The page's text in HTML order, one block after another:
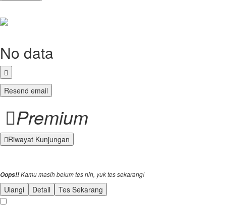
No data
Resend email
Premium
Riwayat Kunjungan
Oops!!Kamu masih belum tes nih, yuk tes sekarang!
Ulangi Detail Tes Sekarang